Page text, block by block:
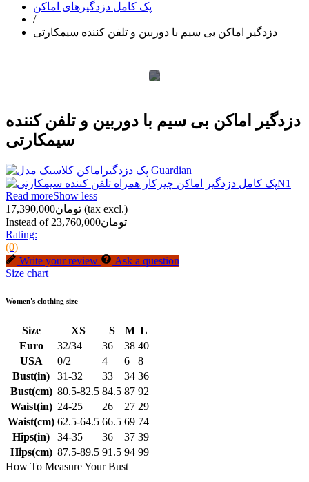
پک کامل دزدگیرهای اماکن
/
دزدگیر اماکن بی سیم با دوربین و تلفن کننده سیمکارتی
دزدگیر اماکن بی سیم با دوربین و تلفن کننده
سیمکارتی
Read moreShow less
تومان17,390,000 (tax excl.)
Instead of تومان23,760,000
Rating:
(0)
Write your review
Ask a question
Size chart
Women's clothing size
Size XS S M L
Euro
32/34 36 38 40
USA
0/2 4 6
8
Bust(in)
31-32 33 34 36
Bust(cm) 80.5-82.5 84.5 87 92
Waist(in) 24-25 26 27 29
Waist(cm) 62.5-64.5 66.5 69 74
Hips(in)
34-35 36 37 39
Hips(cm) 87.5-89.5 91.5 94 99
How To Measure Your Bust